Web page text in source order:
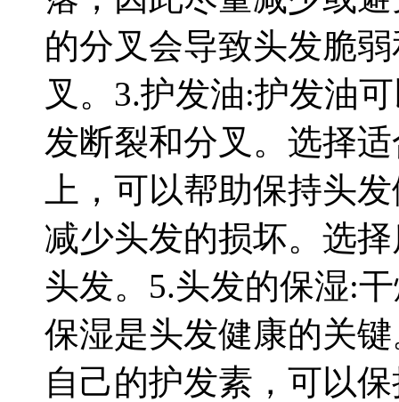
的分叉会导致头发脆
叉。3.护发油:护发油
发断裂和分叉。选择
上，可以帮助保持头
减少头发的损坏。选
头发。5.头发的保湿:
保湿是头发健康的关
自己的护发素，可以